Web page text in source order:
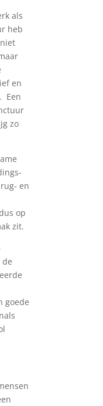
als
heb
en
Een
zo
en
op
zit.
goede